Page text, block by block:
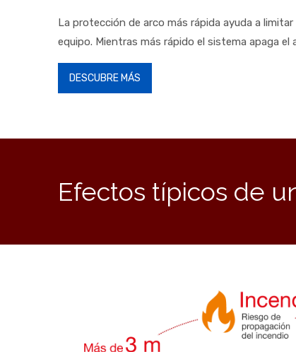
La protección de arco más rápida ayuda a
equipo. Mientras más rápido el sistema apaga el
DESCUBRE MÁS
Efectos típicos de